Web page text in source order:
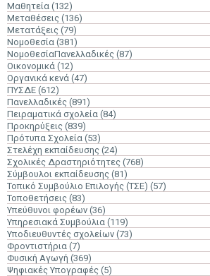
Μαθητεία (132)
Μεταθέσεις (136)
Μετατάξεις (79)
Νομοθεσία (381)
ΝομοθεσίαΠανελλαδικές (87)
Οικονομικά (12)
Οργανικά κενά (47)
ΠΥΣΔΕ (612)
Πανελλαδικές (891)
Πειραματικά σχολεία (84)
Προκηρύξεις (839)
Πρότυπα Σχολεία (53)
Στελέχη εκπαίδευσης (24)
Σχολικές Δραστηριότητες (768)
Σύμβουλοι εκπαίδευσης (81)
Τοπικό Συμβούλιο Επιλογής (ΤΣΕ) (57)
Τοποθετήσεις (83)
Υπεύθυνοι φορέων (36)
Υπηρεσιακά Συμβούλια (119)
Υποδιευθυντές σχολείων (73)
Φροντιστήρια (7)
Φυσική Αγωγή (369)
Ψηφιακές Υπογραφές (5)